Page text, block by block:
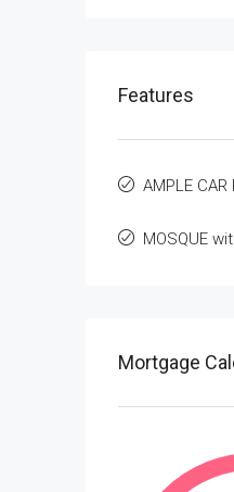
Features
AMPLE CAR
MOSQUE
Mortgage